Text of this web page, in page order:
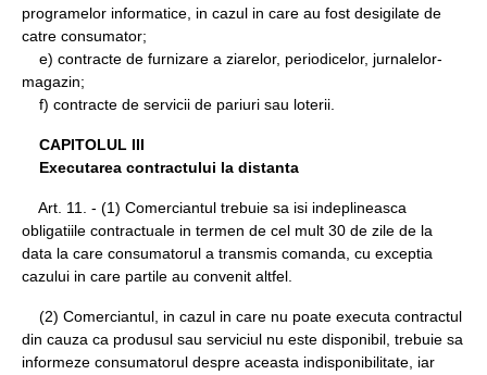
programelor informatice, in cazul in care au fost desigilate de
catre consumator;
e) contracte de furnizare a ziarelor, periodicelor, jurnalelor-
magazin;
f) contracte de servicii de pariuri sau loterii.
CAPITOLUL III
Executarea contractului la distanta
Art. 11. - (1) Comerciantul trebuie sa isi indeplineasca
obligatiile contractuale in termen de cel mult 30 de zile de la
data la care consumatorul a transmis comanda, cu exceptia
cazului in care partile au convenit altfel.
(2) Comerciantul, in cazul in care nu poate executa contractul
din cauza ca produsul sau serviciul nu este disponibil, trebuie sa
informeze consumatorul despre aceasta indisponibilitate, iar